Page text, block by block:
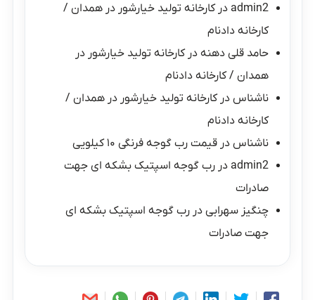
admin2 درکارخانه تولید خیارشور در همدان /
کارخانه دادنام
حامد قلی دهنه درکارخانه تولید خیارشور در
همدان / کارخانه دادنام
ناشناس درکارخانه تولید خیارشور در همدان /
کارخانه دادنام
ناشناس درقیمت رب گوجه فرنگی ۱۰ کیلویی
admin2 دررب گوجه اسپتیک بشکه ای جهت
صادرات
چنگیز سهرابی دررب گوجه اسپتیک بشکه ای
جهت صادرات